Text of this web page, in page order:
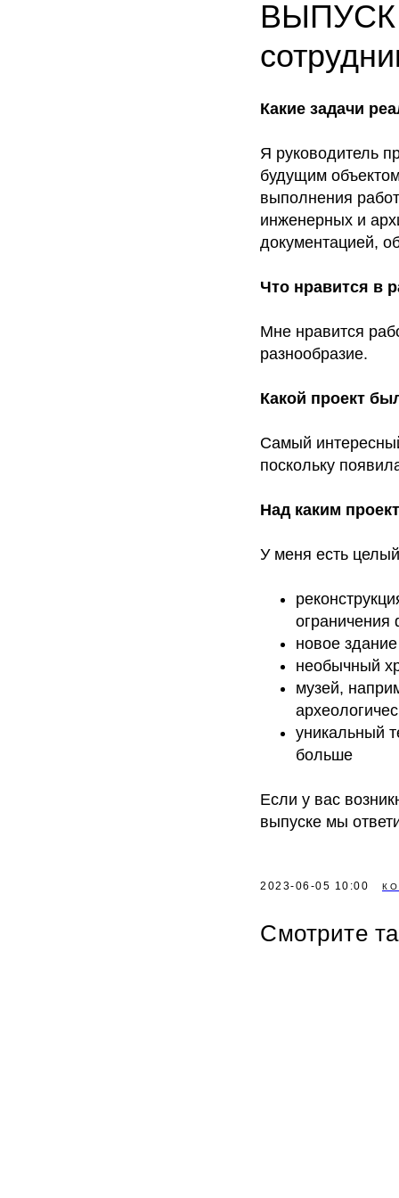
ВЫПУСК
Какие задачи
Я руководитель
будущим
выполнения
инженерных и
документацией,
Что нравится в
Мне нравится
разнообразие.
Какой проект
Самый
поскольку
Над каким
У меня есть
ограничения
новое
необычный
музей,
уникальный
больше
Если у вас
выпуске мы
2023-06-05 10:00
Смотрите